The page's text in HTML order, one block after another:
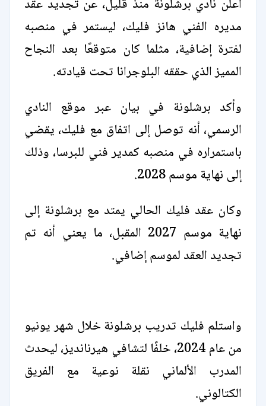
أعلن نادي برشلونة منذ قليل، عن تجديد عقد
مديره الفني هانز فليك، ليستمر في منصبه
لفترة إضافية، مثلما كان متوقعًا بعد النجاح
المميز الذي حققه البلوجرانا تحت قيادته.
وأكد برشلونة في بيان عبر موقع النادي
الرسمي، أنه توصل إلى اتفاق مع فليك، يقضي
باستمراره في منصبه كمدير فني للبرسا، وذلك
إلى نهاية موسم 2028.
وكان عقد فليك الحالي يمتد مع برشلونة إلى
نهاية موسم 2027 المقبل، ما يعني أنه تم
تجديد العقد لموسم إضافي.
واستلم فليك تدريب برشلونة خلال شهر يونيو
من عام 2024، خلفًا لتشافي هيرنانديز، ليحدث
المدرب الألماني نقلة نوعية مع الفريق
الكتالوني.